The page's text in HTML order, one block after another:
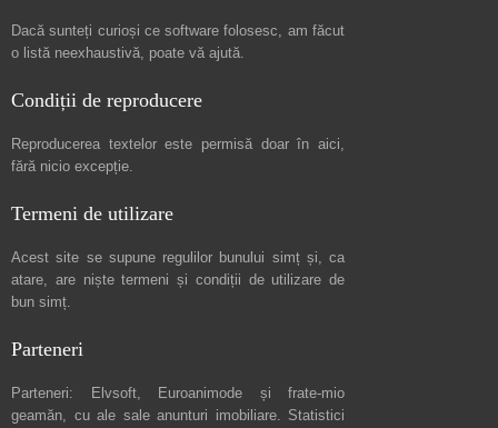
Dacă sunteți curioși ce software folosesc, am făcut
o listă neexhaustivă, poate vă ajută.
Condiții de reproducere
Reproducerea textelor este permisă doar în aici,
fără nicio excepție.
Termeni de utilizare
Acest site se supune regulilor bunului simț și, ca
atare, are niștetermeni și condiții de utilizare de
bun simț.
Parteneri
Parteneri: Elvsoft, Euroanimode și frate-mio
geamăn, cu ale sale anunturi imobiliare. Statistici